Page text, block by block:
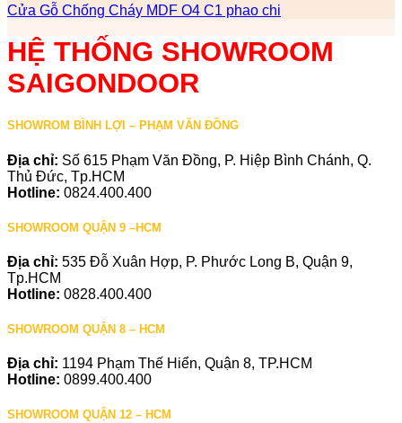
Cửa Gỗ Chống Cháy MDF O4 C1 phao chi
HỆ THỐNG SHOWROOM
SAIGONDOOR
SHOWROM BÌNH LỢI – PHẠM VĂN ĐỒNG
Địa chỉ: Số 615 Phạm Văn Đồng, P. Hiệp Bình Chánh, Q.
Thủ Đức, Tp.HCM
Hotline: 0824.400.400
SHOWROOM QUẬN 9 –HCM
Địa chỉ: 535 Đỗ Xuân Hợp, P. Phước Long B, Quận 9,
Tp.HCM
Hotline: 0828.400.400
SHOWROOM QUẬN 8 – HCM
Địa chỉ: 1194 Phạm Thế Hiển, Quận 8, TP.HCM
Hotline: 0899.400.400
SHOWROOM QUẬN 12 – HCM